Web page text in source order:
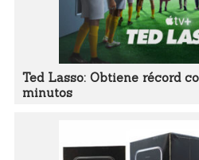
Ted Lasso: Obtiene récord
minutos